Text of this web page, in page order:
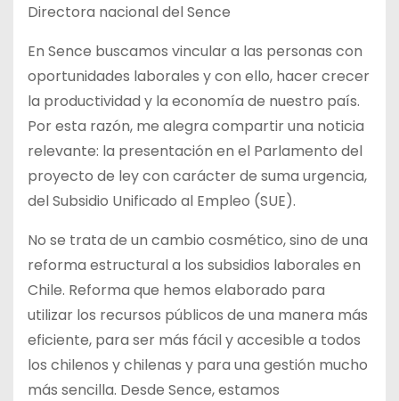
Directora nacional del Sence
En Sence buscamos vincular a las personas con
oportunidades laborales y con ello, hacer crecer
la productividad y la economía de nuestro país.
Por esta razón, me alegra compartir una noticia
relevante: la presentación en el Parlamento del
proyecto de ley con carácter de suma urgencia,
del Subsidio Unificado al Empleo (SUE).
No se trata de un cambio cosmético, sino de una
reforma estructural a los subsidios laborales en
Chile. Reforma que hemos elaborado para
utilizar los recursos públicos de una manera más
eficiente, para ser más fácil y accesible a todos
los chilenos y chilenas y para una gestión mucho
más sencilla. Desde Sence, estamos